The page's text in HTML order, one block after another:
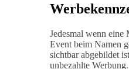
Jedesmal wenn eine
Event beim Namen
sichtbar abgebildet
unbezahlte